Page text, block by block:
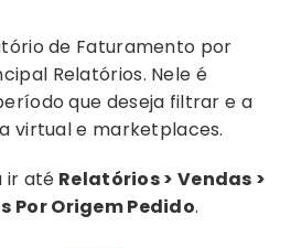
de Faturamento por
Relatórios. Nele é
que deseja filtrar e a
virtual e marketplaces.
ir até Relatórios > Vendas >
Por Origem Pedido.